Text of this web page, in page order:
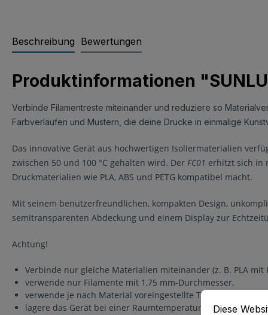
Beschreibung Bewertungen
Produktinformationen
Verbinde Filamentreste miteinander und reduziere so
Farbverläufen und Mustern, die deine Drucke in einmalige
Das innovative Gerät aus hochwertigen Isoliermaterialien
zwischen 50 und 100 °C gehalten wird. Der FC01 erhitzt sich in
Druckmaterialien wie PLA, ABS und PETG kompatibel macht.
Mit seinem benutzerfreundlichen, kompakten Design,
semitransparenten Abdeckung und einem Display zur
Achtung!
Verbinde nur gleiche Materialien miteinander (z. B. PLA mit
verwende nur Filamente mit 1,75 mm-Durchmesser,
verwende je nach Material voreingestellte
lagere das Gerät bei einer Raumtemperatur von
Cookie-
Diese
Diese